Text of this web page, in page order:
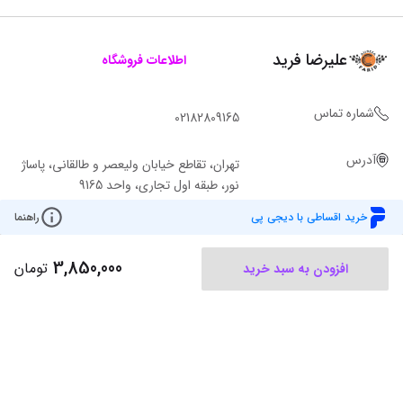
خرید اقساطی با دیجی پی راهنما
افزودن به سبد خرید 3,850,000 تومان
علیرضا فرید اطلاعات فروشگاه
شماره تماس 02182809165
آدرس
تهران، تقاطع خیابان ولیعصر و طالقانی، پاساژ
نور، طبقه اول تجاری، واحد 9165